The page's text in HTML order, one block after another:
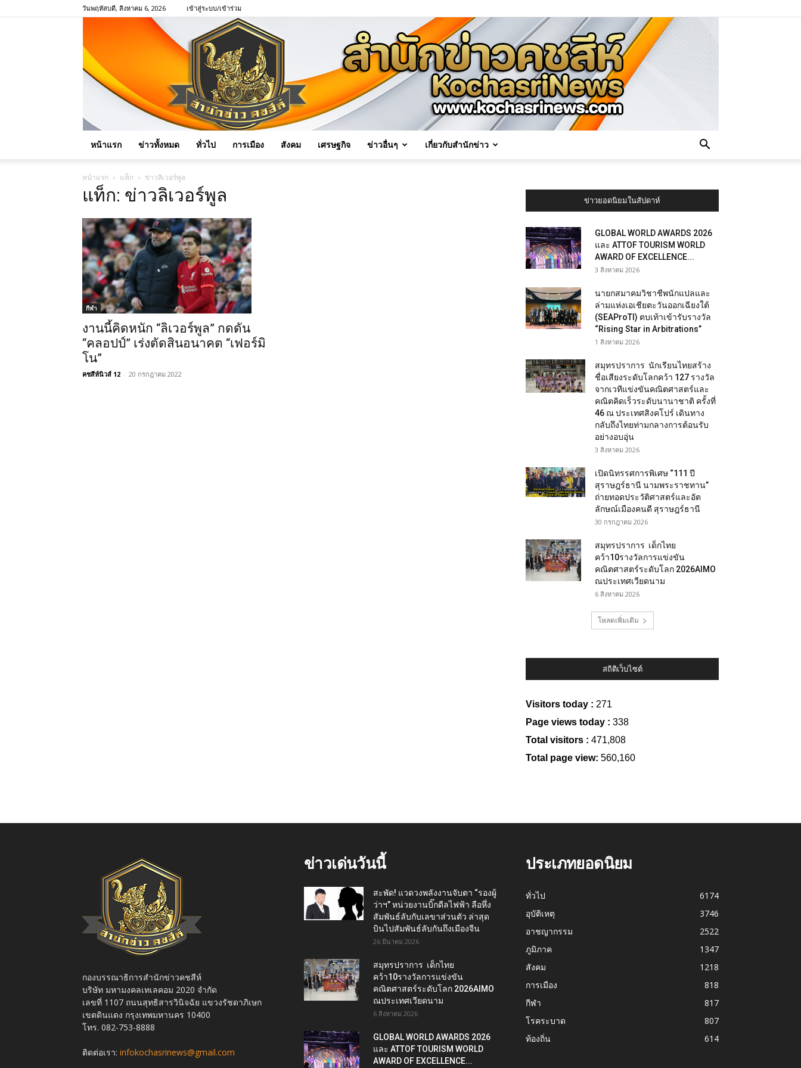
วันพฤหัสบดี, สิงหาคม 6, 2026 เข้าสู่ระบบ/เข้าร่วม
หน้าแรก ข่าวทั้งหมด ทั่วไป การเมือง สังคม เศรษฐกิจ ข่าวอื่นๆ เกี่ยวกับสำนักข่าว
หน้าแรก แท็ก ข่าวลิเวอร์พูล
แท็ก: ข่าวลิเวอร์พูล
กีฬา
งานนี้คิดหนัก “ลิเวอร์พูล” กดดัน
“คลอปป์” เร่งตัดสินอนาคต “เฟอร์มิ
โน”
คชสีห์นิวส์ 12 - 20 กรกฎาคม 2022
ข่าวยอดนิยมในสัปดาห์
GLOBAL WORLD AWARDS 2026
และ ATTOF TOURISM WORLD
AWARD OF EXCELLENCE...
3 สิงหาคม 2026
นายกสมาคมวิชาชีพนักแปลและ
ล่ามแห่งเอเชียตะวันออกเฉียงใต้
(SEAProTI) ตบเท้าเข้ารับรางวัล
“Rising Star in Arbitrations”
1 สิงหาคม 2026
สมุทรปราการ นักเรียนไทยสร้าง
ชื่อเสียงระดับโลกคว้า 127 รางวัล
จากเวทีแข่งขันคณิตศาสตร์และ
คณิตคิดเร็วระดับนานาชาติ ครั้งที่
46 ณ ประเทศสิงคโปร์ เดินทาง
กลับถึงไทยท่ามกลางการต้อนรับ
อย่างอบอุ่น
3 สิงหาคม 2026
เปิดนิทรรศการพิเศษ “111 ปี
สุราษฎร์ธานี นามพระราชทาน”
ถ่ายทอดประวัติศาสตร์และอัต
ลักษณ์เมืองคนดี สุราษฎร์ธานี
30 กรกฎาคม 2026
สมุทรปราการ เด็กไทย
คว้า10รางวัลการแข่งขัน
คณิตศาสตร์ระดับโลก 2026AIMO
ณประเทศเวียดนาม
6 สิงหาคม 2026
โหลดเพิ่มเติม
สถิติเว็บไซต์
Visitors today : 271
Page views today : 338
Total visitors : 471,808
Total page view: 560,160
กองบรรณาธิการสำนักข่าวคชสีห์
บริษัท มหามงคลเทเลคอม 2020 จำกัด
เลขที่ 1107 ถนนสุทธิสารวินิจฉัย แขวงรัชดาภิเษก
เขตดินแดง กรุงเทพมหานคร 10400
โทร. 082-753-8888
ติดต่อเรา: infokochasrinews@gmail.com
ข่าวเด่นวันนี้
สะพัด! แวดวงพลังงานจับตา “รองผู้
ว่าฯ” หน่วยงานบิ๊กดีลไฟฟ้า ลือหึ่ง
สัมพันธ์ลับกับเลขาส่วนตัว ล่าสุด
บินไปสัมพันธ์ลับกันถึงเมืองจีน
26 มีนาคม 2026
สมุทรปราการ เด็กไทย
คว้า10รางวัลการแข่งขัน
คณิตศาสตร์ระดับโลก 2026AIMO
ณประเทศเวียดนาม
6 สิงหาคม 2026
GLOBAL WORLD AWARDS 2026
และ ATTOF TOURISM WORLD
AWARD OF EXCELLENCE...
ประเภทยอดนิยม
ทั่วไป
6174
อุบัติเหตุ
3746
อาชญากรรม
2522
ภูมิภาค
1347
สังคม
1218
การเมือง
818
กีฬา
817
โรคระบาด
807
ท้องถิ่น
614